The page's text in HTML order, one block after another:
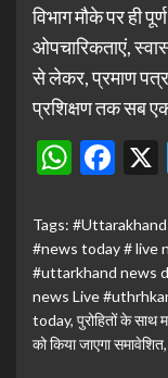
विभाग मौके पर ही
ओपचारिकताएं,
से लेकर, प्रमाण
प्रशिक्षण तक सब
Tags: #Uttarakhand
#news today # live
#uttarkhand news
news Live
today, पुरोहितों के साथ
को किया जाएगा समावेशित,